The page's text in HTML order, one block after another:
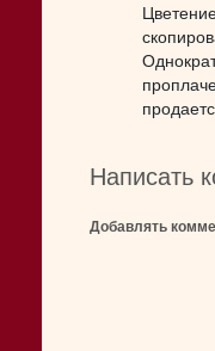
Написать
Добавлять